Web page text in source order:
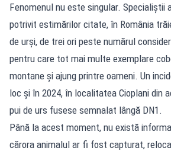
Fenomenul nu este singular. Specialiștii
potrivit estimărilor citate, în România
de urși, de trei ori peste numărul
pentru care tot mai multe exemplare
montane și ajung printre oameni. Un
loc și în 2024, în localitatea Cioplani din
pui de urs fusese semnalat lângă DN1.
Până la acest moment, nu există
cărora animalul ar fi fost capturat,